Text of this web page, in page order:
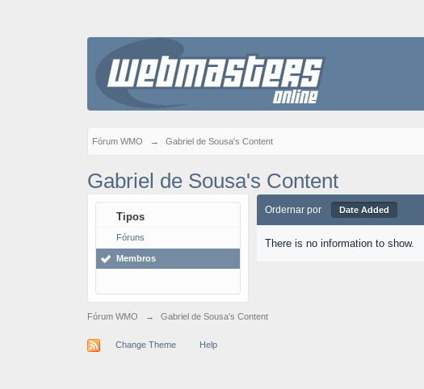
Fórum WMO → Gabriel de Sousa's Content
Gabriel de Sousa's Content
Tipos
Fóruns
Membros
Ordernar por Date Added
There is no information to show.
Fórum WMO → Gabriel de Sousa's Content
Change Theme Help